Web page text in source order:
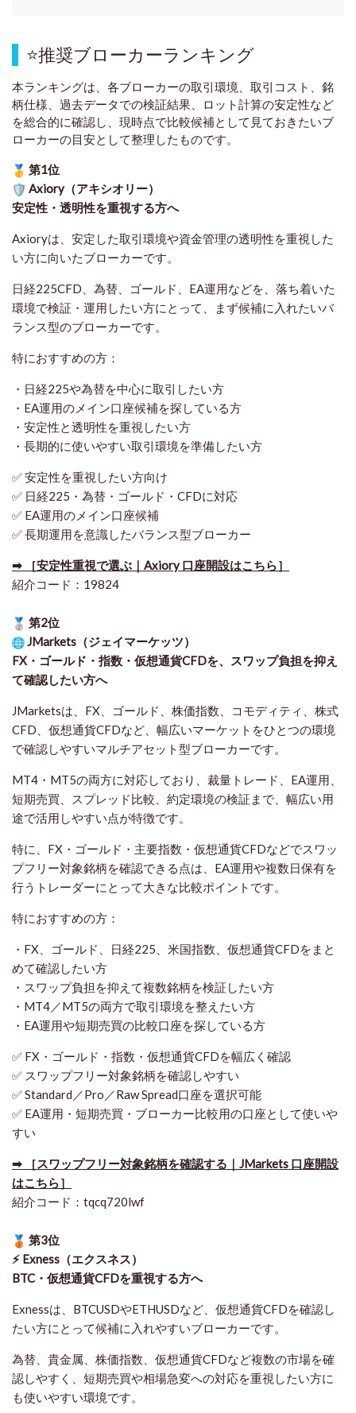
⭐推奨ブローカーランキング
本ランキングは、各ブローカーの取引環境、取引コスト、銘
柄仕様、過去データでの検証結果、ロット計算の安定性など
を総合的に確認し、現時点で比較候補として見ておきたいブ
ローカーの目安として整理したものです。
第1位
Axiory（アキシオリー）
安定性・透明性を重視する方へ
Axioryは、安定した取引環境や資金管理の透明性を重視した
い方に向いたブローカーです。
日経225CFD、為替、ゴールド、EA運用などを、落ち着いた
環境で検証・運用したい方にとって、まず候補に入れたいバ
ランス型のブローカーです。
特におすすめの方：
・日経225や為替を中心に取引したい方
・EA運用のメイン口座候補を探している方
・安定性と透明性を重視したい方
・長期的に使いやすい取引環境を準備したい方
✅ 安定性を重視したい方向け
✅ 日経225・為替・ゴールド・CFDに対応
✅ EA運用のメイン口座候補
✅ 長期運用を意識したバランス型ブローカー
➡ ［安定性重視で選ぶ｜Axiory 口座開設はこちら］
紹介コード：19824
第2位
JMarkets（ジェイマーケッツ）
FX・ゴールド・指数・仮想通貨CFDを、スワップ負担を抑え
て確認したい方へ
JMarketsは、FX、ゴールド、株価指数、コモディティ、株式
CFD、仮想通貨CFDなど、幅広いマーケットをひとつの環境
で確認しやすいマルチアセット型ブローカーです。
MT4・MT5の両方に対応しており、裁量トレード、EA運用、
短期売買、スプレッド比較、約定環境の検証まで、幅広い用
途で活用しやすい点が特徴です。
特に、FX・ゴールド・主要指数・仮想通貨CFDなどでスワッ
プフリー対象銘柄を確認できる点は、EA運用や複数日保有を
行うトレーダーにとって大きな比較ポイントです。
特におすすめの方：
・FX、ゴールド、日経225、米国指数、仮想通貨CFDをまと
めて確認したい方
・スワップ負担を抑えて複数銘柄を検証したい方
・MT4／MT5の両方で取引環境を整えたい方
・EA運用や短期売買の比較口座を探している方
✅ FX・ゴールド・指数・仮想通貨CFDを幅広く確認
✅ スワップフリー対象銘柄を確認しやすい
✅ Standard／Pro／Raw Spread口座を選択可能
✅ EA運用・短期売買・ブローカー比較用の口座として使いや
すい
➡ ［スワップフリー対象銘柄を確認する｜JMarkets 口座開設
はこちら］
紹介コード：tqcq720lwf
第3位
⚡ Exness（エクスネス）
BTC・仮想通貨CFDを重視する方へ
Exnessは、BTCUSDやETHUSDなど、仮想通貨CFDを確認し
たい方にとって候補に入れやすいブローカーです。
為替、貴金属、株価指数、仮想通貨CFDなど複数の市場を確
認しやすく、短期売買や相場急変への対応を重視したい方に
も使いやすい環境です。